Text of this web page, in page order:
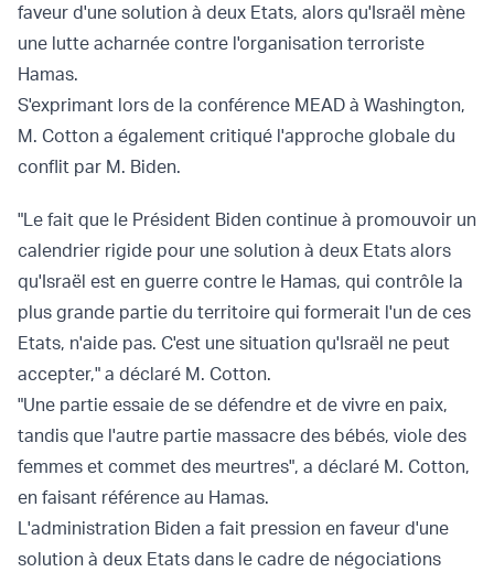
faveur d'une solution à deux Etats, alors qu'Israël mène
une lutte acharnée contre l'organisation terroriste
Hamas.
S'exprimant lors de la conférence MEAD à Washington,
M. Cotton a également critiqué l'approche globale du
conflit par M. Biden.
"Le fait que le Président Biden continue à promouvoir un
calendrier rigide pour une solution à deux Etats alors
qu'Israël est en guerre contre le Hamas, qui contrôle la
plus grande partie du territoire qui formerait l'un de ces
Etats, n'aide pas. C'est une situation qu'Israël ne peut
accepter," a déclaré M. Cotton.
"Une partie essaie de se défendre et de vivre en paix,
tandis que l'autre partie massacre des bébés, viole des
femmes et commet des meurtres", a déclaré M. Cotton,
en faisant référence au Hamas.
L'administration Biden a fait pression en faveur d'une
solution à deux Etats dans le cadre de négociations